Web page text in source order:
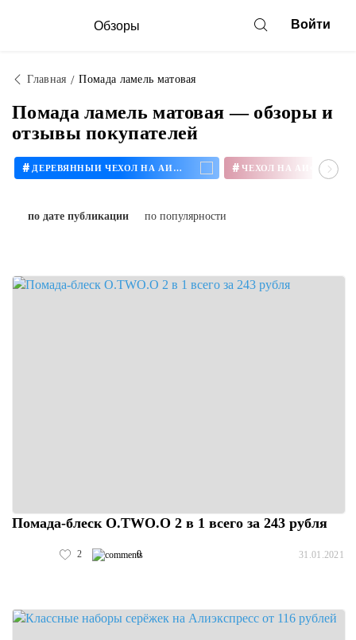
Обзоры Войти
Главная Помада ламель матовая
Помада ламель матовая — обзоры и
отзывы покупателей
# ДЕРЕВЯННЫЙ ЧЕХОЛ НА АЙФОН # ЧЕХОЛ НА АЙФОН 11
по дате публикации по популярности
Помада-блеск O.TWO.O 2 в 1 всего за 243 рубля
2 0 31.01.2021